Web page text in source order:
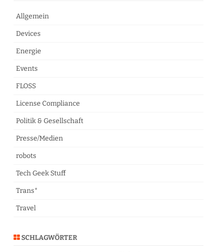
Allgemein
Devices
Energie
Events
FLOSS
License Compliance
Politik & Gesellschaft
Presse/Medien
robots
Tech Geek Stuff
Trans*
Travel
SCHLAGWÖRTER